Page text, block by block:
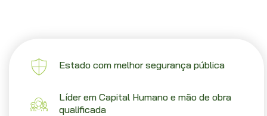
Estado com melhor segurança pública
Líder em Capital Humano e mão de obra
qualificada